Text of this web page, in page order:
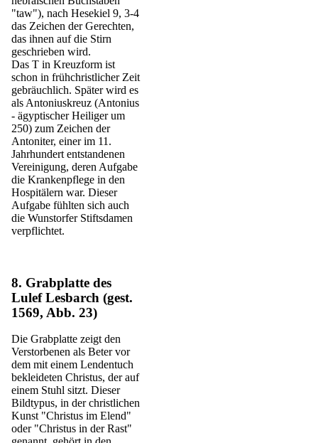
"taw"), nach Hesekiel 9, 3-4
das Zeichen der Gerechten,
das ihnen auf die Stirn
geschrieben wird.
Das T in Kreuzform ist
schon in frühchristlicher Zeit
gebräuchlich. Später wird es
als Antoniuskreuz (Antonius
- ägyptischer Heiliger um
250) zum Zeichen der
Antoniter, einer im 11.
Jahrhundert entstandenen
Vereinigung, deren Aufgabe
die Krankenpflege in den
Hospitälern war. Dieser
Aufgabe fühlten sich auch
die Wunstorfer Stiftsdamen
verpflichtet.
8. Grabplatte des
Lulef Lesbarch (gest.
1569, Abb. 23)
Die Grabplatte zeigt den
Verstorbenen als Beter vor
dem mit einem Lendentuch
bekleideten Christus, der auf
einem Stuhl sitzt. Dieser
Bildtypus, in der christlichen
Kunst "Christus im Elend"
oder "Christus in der Rast"